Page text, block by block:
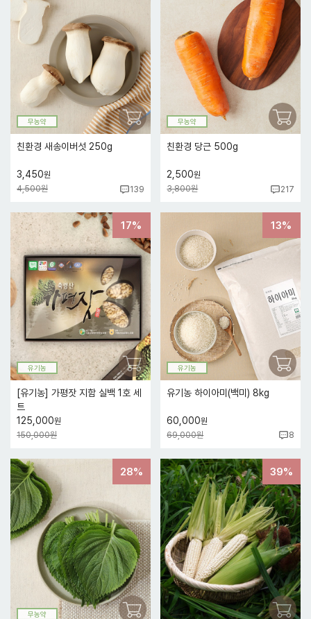
무농약
친환경 새송이버섯 250g
3,450원
4,500원
139
무농약
친환경 당근 500g
2,500원
3,800원
217
17%
유기농
[유기농] 가평잣 지함 실백 1호 세
트
125,000원
150,000원
13%
유기농
유기농 하이아미(백미) 8kg
60,000원
69,000원
8
28%
무농약
39%